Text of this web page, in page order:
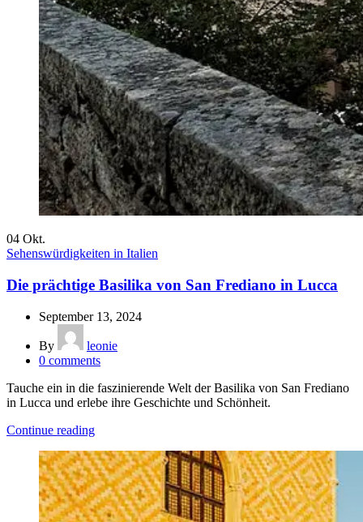
04 Okt.
Sehenswürdigkeiten in Italien
Die prächtige Basilika von San Frediano in Lucca
September 13, 2024
By
leonie
0 comments
Tauche ein in die faszinierende Welt der Basilika von San Frediano
in Lucca und erlebe ihre Geschichte und Schönheit.
Continue reading